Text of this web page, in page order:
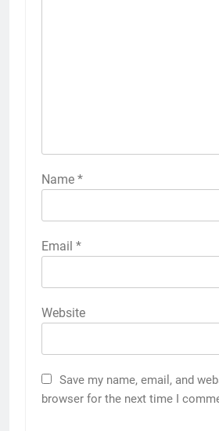
Name *
Email *
Website
Save my name, email, and
browser for the next time I